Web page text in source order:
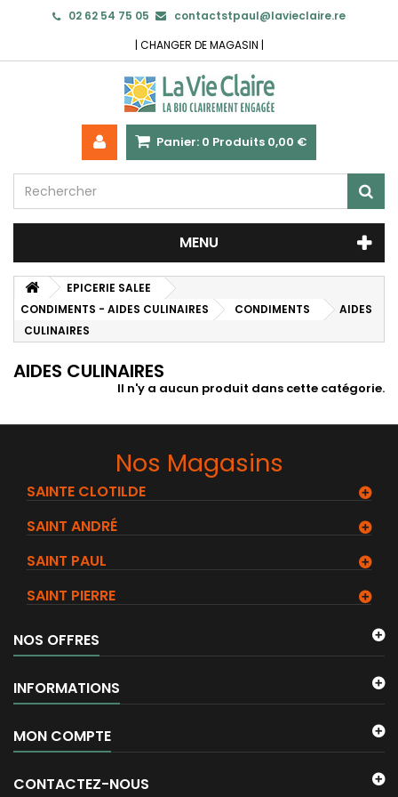
02 62 54 75 05
contactstpaul@lavieclaire.re
| CHANGER DE MAGASIN |
Panier: 0 Produits 0,00 €
MENU
EPICERIE SALEE
CONDIMENTS - AIDES CULINAIRES
CONDIMENTS
AIDES
CULINAIRES
AIDES CULINAIRES
Il n'y a aucun produit dans cette catégorie.
Nos Magasins
SAINTE CLOTILDE
SAINT ANDRÉ
SAINT PAUL
SAINT PIERRE
NOS OFFRES
INFORMATIONS
MON COMPTE
CONTACTEZ-NOUS